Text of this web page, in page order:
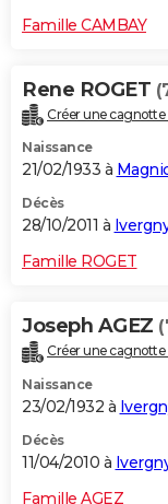
Famille CAMBAY
Rene ROGET
Créer une cagnotte
Naissance
21/02/1933 à
Décès
28/10/2011 à
Famille ROGET
Joseph AGEZ
Créer une cagnotte
Naissance
23/02/1932 à
Décès
11/04/2010 à
Famille AGEZ